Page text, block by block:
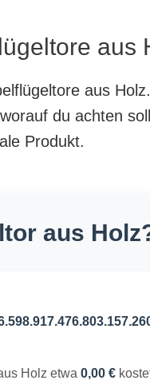
aus
aus
du achten
Produkt.
aus
Holz etwa 0,00 €